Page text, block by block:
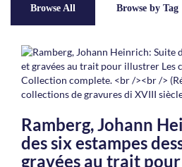
Browse All Browse by Tag
Ramberg, Johann
des six estampes
gravées au trait